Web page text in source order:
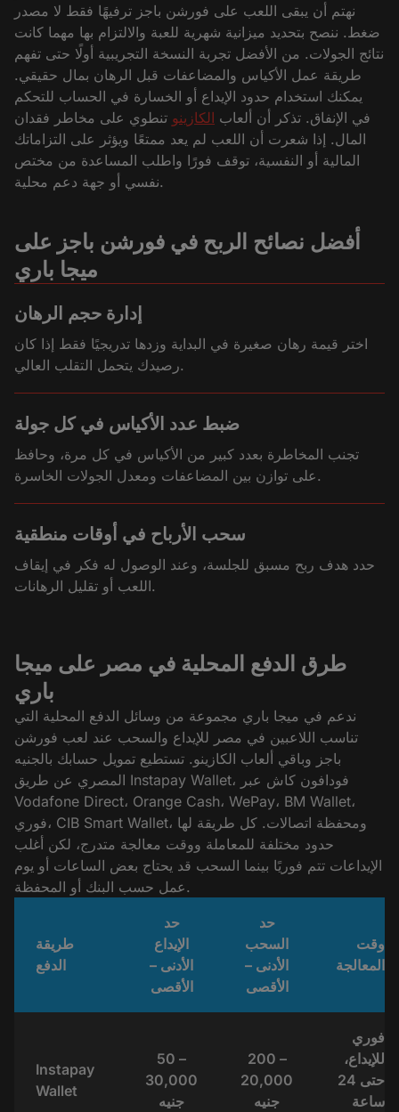
نهتم أن يبقى اللعب على فورشن باجز ترفيهًا فقط لا مصدر
ضغط. ننصح بتحديد ميزانية شهرية للعبة والالتزام بها مهما كانت
نتائج الجولات. من الأفضل تجربة النسخة التجريبية أولًا حتى تفهم
طريقة عمل الأكياس والمضاعفات قبل الرهان بمال حقيقي.
يمكنك استخدام حدود الإيداع أو الخسارة في الحساب للتحكم
في الإنفاق. تذكر أن ألعاب الكازينو تنطوي على مخاطر فقدان
المال. إذا شعرت أن اللعب لم يعد ممتعًا ويؤثر على التزاماتك
المالية أو النفسية، توقف فورًا واطلب المساعدة من مختص
نفسي أو جهة دعم محلية.
أفضل نصائح الربح في فورشن باجز على
ميجا باري
إدارة حجم الرهان
اختر قيمة رهان صغيرة في البداية وزدها تدريجيًا فقط إذا كان
رصيدك يتحمل التقلب العالي.
ضبط عدد الأكياس في كل جولة
تجنب المخاطرة بعدد كبير من الأكياس في كل مرة، وحافظ
على توازن بين المضاعفات ومعدل الجولات الخاسرة.
سحب الأرباح في أوقات منطقية
حدد هدف ربح مسبق للجلسة، وعند الوصول له فكر في إيقاف
اللعب أو تقليل الرهانات.
طرق الدفع المحلية في مصر على ميجا
باري
ندعم في ميجا باري مجموعة من وسائل الدفع المحلية التي
تناسب اللاعبين في مصر للإيداع والسحب عند لعب فورشن
باجز وباقي ألعاب الكازينو. تستطيع تمويل حسابك بالجنيه
المصري عن طريق Instapay Wallet، فودافون كاش عبر
Vodafone Direct، Orange Cash، WePay، BM Wallet،
فوري، CIB Smart Wallet، ومحفظة اتصالات. كل طريقة لها
حدود مختلفة للمعاملة ووقت معالجة متدرج، لكن أغلب
الإيداعات تتم فوريًا بينما السحب قد يحتاج بعض الساعات أو يوم
عمل حسب البنك أو المحفظة.
طريقة
الدفع
حد
الإيداع
الأدنى –
الأقصى
حد
السحب
الأدنى –
الأقصى
وقت
المعالجة
Instapay
Wallet
50 –
30,000
جنيه
200 –
20,000
جنيه
فوري
للإيداع،
حتى 24
ساعة